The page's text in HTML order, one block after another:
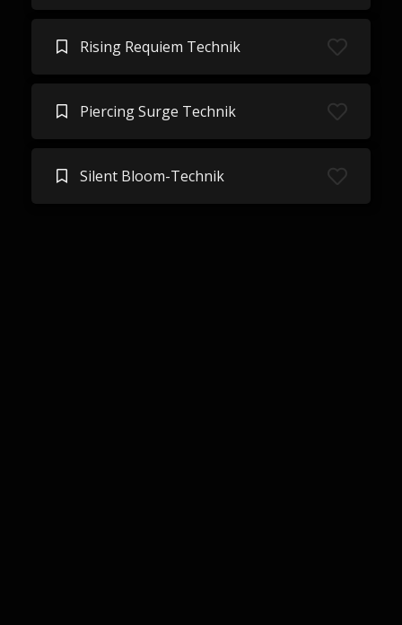
Rising Requiem Technik
Piercing Surge Technik
Silent Bloom-Technik